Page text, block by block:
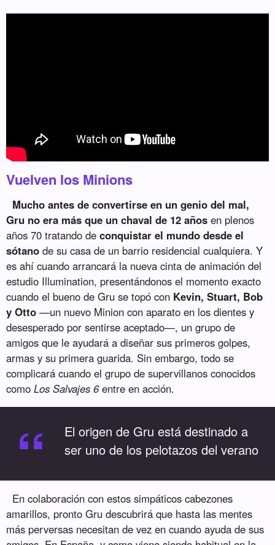
Vuelven los Minions
Mucho antes de convertirse en un genio del mal,
Gru no era más que un chaval de 12 años en plenos
años 70 tratando deconquistar el mundo desde el
sótano de su casa de un barrio residencial cualquiera. Y
es ahí cuando arrancará la nueva cinta de animación del
estudio Illumination, presentándonos el momento exacto
cuando el bueno de Gru se topó con Kevin, Stuart, Bob
y Otto —un nuevo Minion con aparato en los dientes y
desesperado por sentirse aceptado—, un grupo de
amigos que le ayudará a diseñar sus primeros golpes,
armas y su primera guarida. Sin embargo, todo se
complicará cuando el grupo de supervillanos conocidos
comoLos Salvajes 6entre en acción.
“
El origen de Gru está destinado a
ser uno de los pelotazos del verano
En colaboración con estos simpáticos cabezones
amarillos, pronto Gru descubrirá que hasta las mentes
más perversas necesitan de vez en cuando ayuda de sus